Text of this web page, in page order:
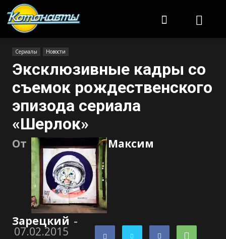
Сериалы Новости
Эксклюзивные кадры со
съемок рождественского
эпизода сериала
«Шерлок»
От Максим
Зарецкий -
07.02.2015